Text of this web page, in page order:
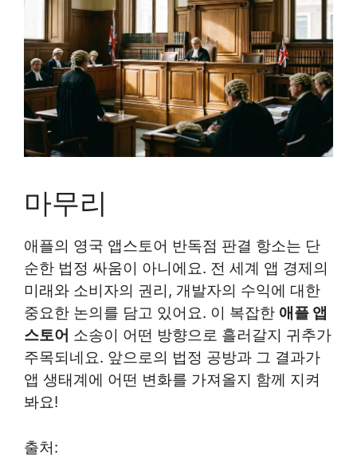
마무리
애플의 영국 앱스토어 반독점 판결 항소는 단
순한 법정 싸움이 아니에요. 전 세계 앱 경제의
미래와 소비자의 권리, 개발자의 수익에 대한
중요한 논의를 담고 있어요. 이 복잡한 애플 앱
스토어 소송이 어떤 방향으로 흘러갈지 귀추가
주목되네요. 앞으로의 법정 공방과 그 결과가
앱 생태계에 어떤 변화를 가져올지 함께 지켜
봐요!
출처: